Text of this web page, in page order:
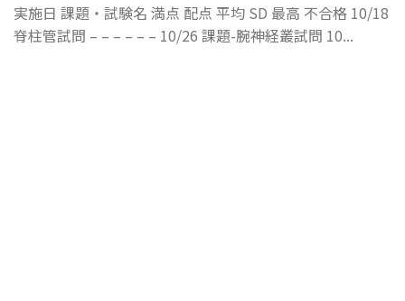
実施日 課題・試験名 満点 配点 平均 SD 最高 不合格 10/18
脊柱管試問 – – – – – – 10/26 課題-腕神経叢試問 10...